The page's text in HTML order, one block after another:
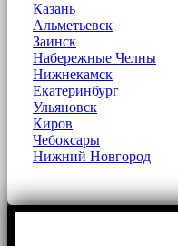
Казань
Альметьевск
Заинск
Набережные Челны
Нижнекамск
Екатеринбург
Ульяновск
Киров
Чебоксары
Нижний Новгород